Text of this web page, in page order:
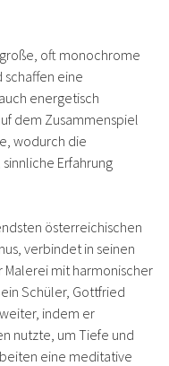
oft monochrome
eine
energetisch
dem Zusammenspiel
wodurch die
Erfahrung
österreichischen
verbindet in seinen
Malerei mit harmonischer
Schüler, Gottfried
indem er
nutzte, um Tiefe und
eine meditative